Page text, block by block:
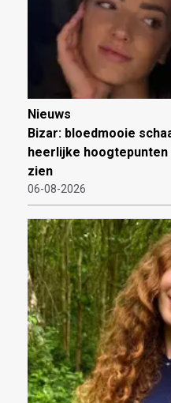
Nieuws
Bizar: bloedmooie
heerlijke
zien
06-08-2026